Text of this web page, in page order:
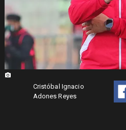
Cristóbal Ignacio
Adones Reyes